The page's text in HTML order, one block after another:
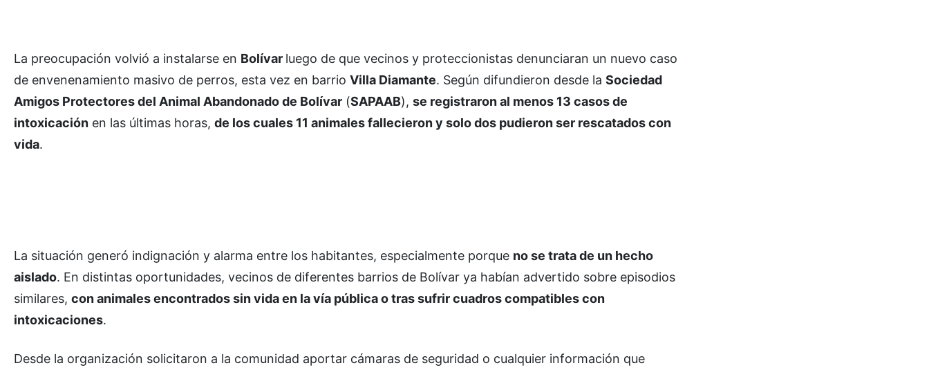
La preocupación volvió a instalarse en Bolívar luego de que vecinos y proteccionistas denunciaran un nuevo caso
de envenenamiento masivo de perros, esta vez en barrio Villa Diamante. Según difundieron desde la Sociedad
Amigos Protectores del Animal Abandonado de Bolívar (SAPAAB), se registraron al menos 13 casos de
intoxicación en las últimas horas, de los cuales 11 animales fallecieron y solo dos pudieron ser rescatados con
vida.
La situación generó indignación y alarma entre los habitantes, especialmente porque no se trata de un hecho
aislado. En distintas oportunidades, vecinos de diferentes barrios de Bolívar ya habían advertido sobre episodios
similares, con animales encontrados sin vida en la vía pública o tras sufrir cuadros compatibles con
intoxicaciones.
Desde la organización solicitaron a la comunidad aportar cámaras de seguridad o cualquier información que